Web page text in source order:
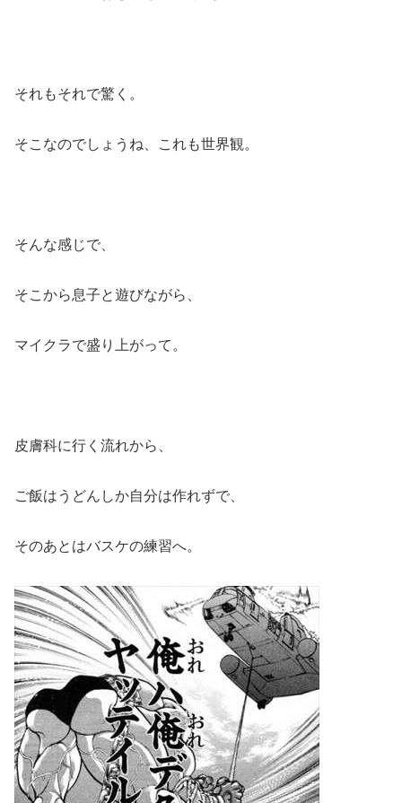
それもそれで驚く。
そこなのでしょうね、これも世界観。
そんな感じで、
そこから息子と遊びながら、
マイクラで盛り上がって。
皮膚科に行く流れから、
ご飯はうどんしか自分は作れずで、
そのあとはバスケの練習へ。